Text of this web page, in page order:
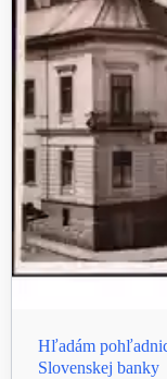
Hľadám
Slovenskej banky